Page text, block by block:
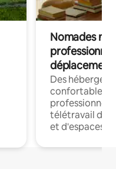
Nomades
déplacement
Des
confortables
professionnels
télétravail
et d'espaces